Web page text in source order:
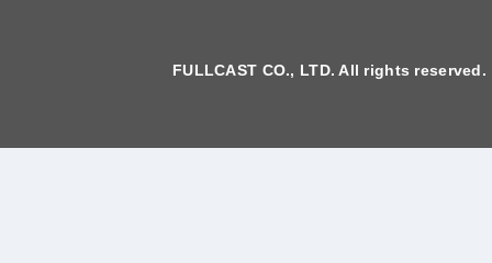
FULLCAST CO., LTD. All rights reserved.